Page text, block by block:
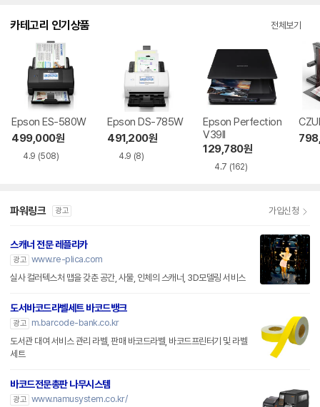
카테고리 인기상품 전체보기
Epson ES-580W
499,000원
4.9 (508)
Epson DS-785W
491,200원
4.9 (8)
Epson Perfection
V39II
129,780원
4.7 (162)
파워링크 광고 가입신청
스캐너 전문 레플리카
광고 www.re-plica.com
실사 컬러텍스처 맵을 갖춘 공간, 사물, 인체의 스캐너, 3D모델링 서비스
도서바코드라벨세트 바코드뱅크
광고
m.barcode-bank.co.kr
도서관 대여 서비스 관리 라벨, 판매 바코드라벨, 바코드프린터기 및 라벨
세트
바코드전문총판 나무시스템
광고 www.namusystem.co.kr/